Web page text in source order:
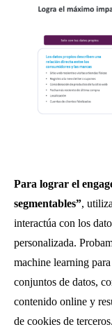
Para lograr el
segmentables”,
interactúa con los
personalizada.
machine learning
conjuntos de datos,
contenido online y
de cookies de terceros.